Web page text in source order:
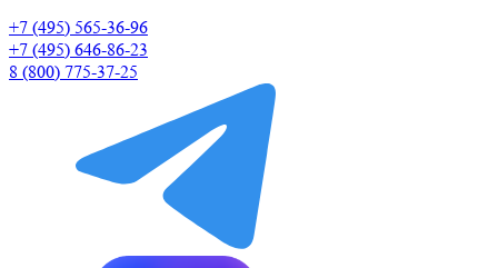
+7 (495) 565-36-96
+7 (495) 646-86-23
8 (800) 775-37-25